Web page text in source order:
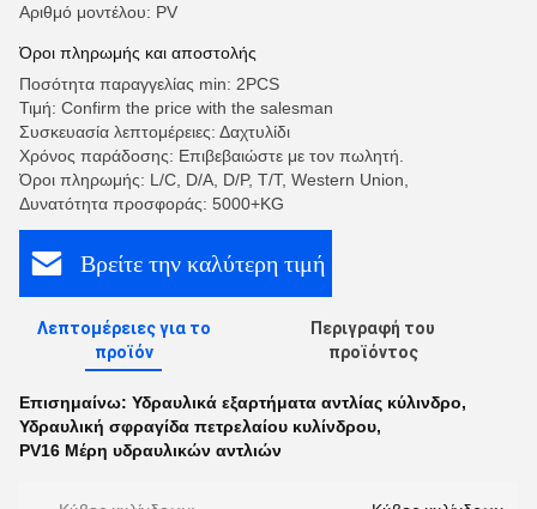
Αριθμό μοντέλου: PV
Όροι πληρωμής και αποστολής
Ποσότητα παραγγελίας min: 2PCS
Τιμή: Confirm the price with the salesman
Συσκευασία λεπτομέρειες: Δαχτυλίδι
Χρόνος παράδοσης: Επιβεβαιώστε με τον πωλητή.
Όροι πληρωμής: L/C, D/A, D/P, T/T, Western Union,
Δυνατότητα προσφοράς: 5000+KG
Βρείτε την καλύτερη τιμή
Λεπτομέρειες για το
προϊόν
Περιγραφή του
προϊόντος
Επισημαίνω: Υδραυλικά εξαρτήματα αντλίας κύλινδρο,
Υδραυλική σφραγίδα πετρελαίου κυλίνδρου,
PV16 Μέρη υδραυλικών αντλιών